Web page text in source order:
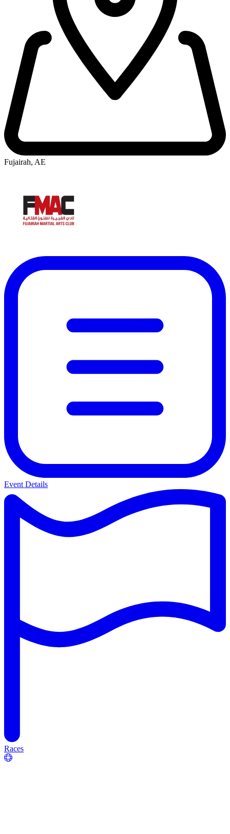
Fujairah, AE
Event Details
Races